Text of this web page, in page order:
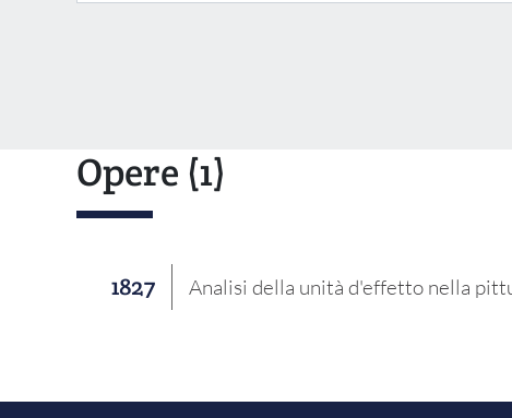
Opere (1)
1827 Analisi della unità d'effetto nella